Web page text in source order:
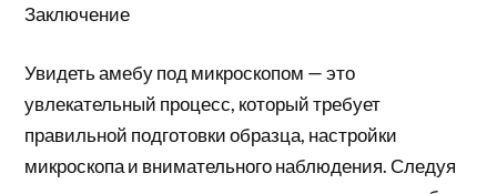
Заключение
Увидеть амебу под микроскопом — это
увлекательный процесс, который требует
правильной подготовки образца, настройки
микроскопа и внимательного наблюдения. Следуя